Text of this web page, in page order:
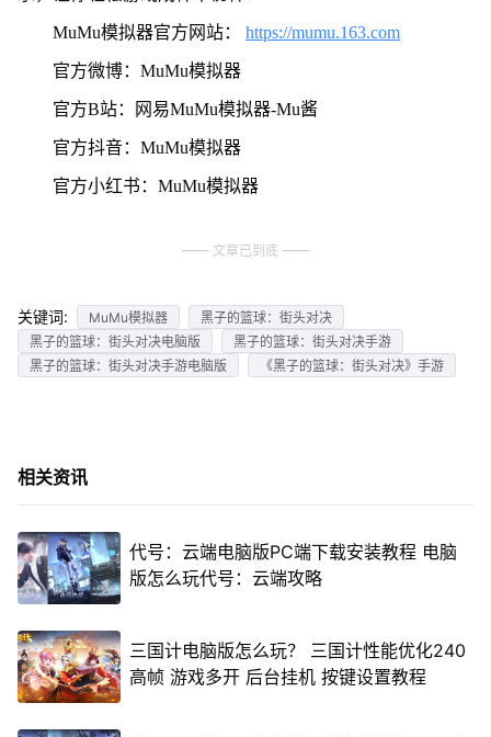
MuMu模拟器官方网站： https://mumu.163.com
官方微博：MuMu模拟器
官方B站：网易MuMu模拟器-Mu酱
官方抖音：MuMu模拟器
官方小红书：MuMu模拟器
文章已到底
关键词: MuMu模拟器
黑子的篮球：街头对决
黑子的篮球：街头对决电脑版
黑子的篮球：街头对决手游
黑子的篮球：街头对决手游电脑版
《黑子的篮球：街头对决》手游
相关资讯
代号：云端电脑版PC端下载安装教程 电脑
版怎么玩代号：云端攻略
三国计电脑版怎么玩？ 三国计性能优化240
高帧 游戏多开 后台挂机 按键设置教程